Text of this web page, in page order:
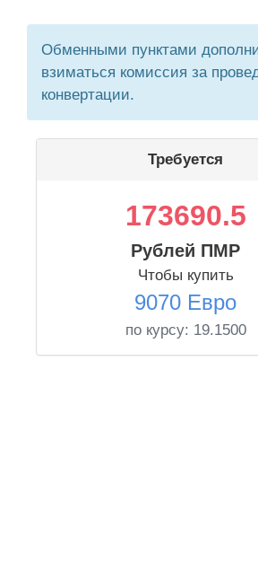
Обменными пунктами
взиматься комиссия за
конвертации.
Требуется
173690.5
Рублей ПМР
Чтобы купить
9070 Евро
по курсу: 19.1500